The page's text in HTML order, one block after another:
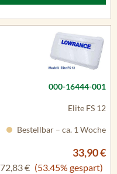
000-16444-001
Elite FS 12
Bestellbar – ca. 1 Woche
33,90 €
72,83 € (53.45% gespart)